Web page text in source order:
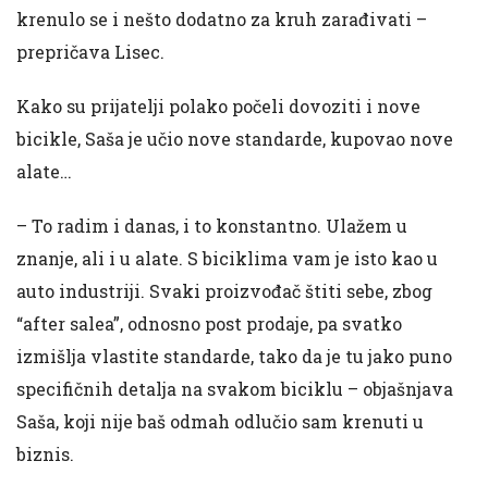
krenulo se i nešto dodatno za kruh zarađivati –
prepričava Lisec.
Kako su prijatelji polako počeli dovoziti i nove
bicikle, Saša je učio nove standarde, kupovao nove
alate…
– To radim i danas, i to konstantno. Ulažem u
znanje, ali i u alate. S biciklima vam je isto kao u
auto industriji. Svaki proizvođač štiti sebe, zbog
“after salea”, odnosno post prodaje, pa svatko
izmišlja vlastite standarde, tako da je tu jako puno
specifičnih detalja na svakom biciklu – objašnjava
Saša, koji nije baš odmah odlučio sam krenuti u
biznis.